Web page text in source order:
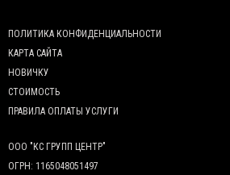
ПОЛИТИКА КОНФИДЕНЦИАЛЬНОСТИ
КАРТА САЙТА
НОВИЧКУ
СТОИМОСТЬ
ПРАВИЛА ОПЛАТЫ УСЛУГИ
ООО "КС ГРУПП ЦЕНТР"
ОГРН: 1165048051497